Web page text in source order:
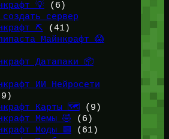
💡(6)
сервер
⛏️ (41)
Майнкрафт 😱
Датапаки 📦
ИИ Нейросети
Карты 🗺️(9)
Мемы 🤣 (6)
Моды 🟩 (61)